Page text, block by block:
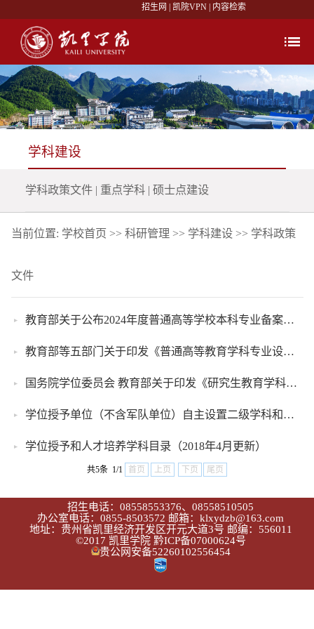
招生网 凯院VPN 内容检索
学科建设
学科政策文件| 重点学科| 硕士点建设
当前位置: 学校首页 >> 科研管理>> 学科建设>> 学科政策
文件
教育部关于公布2024年度普通高等学校本科专业备案和审批结果及《普通高等学校本科专业目录（2025年）》的通知
教育部等五部门关于印发《普通高等教育学科专业设置调整优化改革方案》的通知
国务院学位委员会 教育部关于印发《研究生教育学科专业目录（2022年）》《研究生教育学科专业目录管理办法》的通知
学位授予单位（不含军队单位）自主设置二级学科和交叉学科名单(截止2022年6月30日)
学位授予和人才培养学科目录（2018年4月更新）
共5条 1/1 首页 上页 下页 尾页
招生电话：08558553376、08558510505
办公室电话：0855-8503572 邮箱：klxydzb@163.com
地址：贵州省凯里经济开发区开元大道3号 邮编：556011
©2017 凯里学院 黔ICP备07000624号
贵公网安备52260102556454